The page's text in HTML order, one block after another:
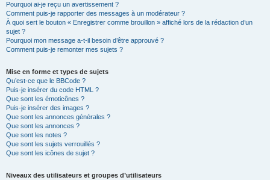
Pourquoi ai-je reçu un avertissement ?
Comment puis-je rapporter des messages à un modérateur ?
À quoi sert le bouton « Enregistrer comme brouillon » affiché lors de la rédaction d’un
sujet ?
Pourquoi mon message a-t-il besoin d’être approuvé ?
Comment puis-je remonter mes sujets ?
Mise en forme et types de sujets
Qu’est-ce que le BBCode ?
Puis-je insérer du code HTML ?
Que sont les émoticônes ?
Puis-je insérer des images ?
Que sont les annonces générales ?
Que sont les annonces ?
Que sont les notes ?
Que sont les sujets verrouillés ?
Que sont les icônes de sujet ?
Niveaux des utilisateurs et groupes d’utilisateurs